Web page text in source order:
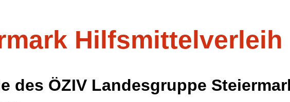
Hilfsmittelverleih
des ÖZIV Landesgruppe